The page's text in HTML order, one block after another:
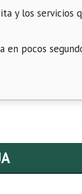
y los servicios
en pocos